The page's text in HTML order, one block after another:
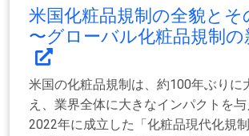
米国化粧品規制の全貌とそ
〜グローバル化粧品規制の
米国の化粧品規制は、約100年ぶりに
え、業界全体に大きなインパクトを与
2022年に成立した「化粧品現代化規